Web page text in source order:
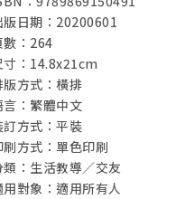
版日期：20200601
數：264
寸：14.8x21cm
版方式：橫排
言：繁體中文
訂方式：平裝
刷方式：單色印刷
類：生活教導／交友
用對象：適用所有人